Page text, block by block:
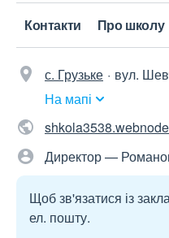
Контакти Про школу
с. Грузьке
вул.
На мапі
Директор —
Щоб зв'язатися із
ел. пошту.